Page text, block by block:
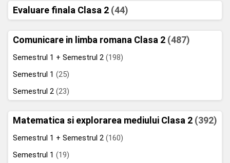
Evaluare finala Clasa 2 (44)
Comunicare in limba romana Clasa 2 (487)
Semestrul 1 + Semestrul 2 (198)
Semestrul 1 (25)
Semestrul 2 (23)
Matematica si explorarea mediului Clasa 2 (392)
Semestrul 1 + Semestrul 2 (160)
Semestrul 1 (19)